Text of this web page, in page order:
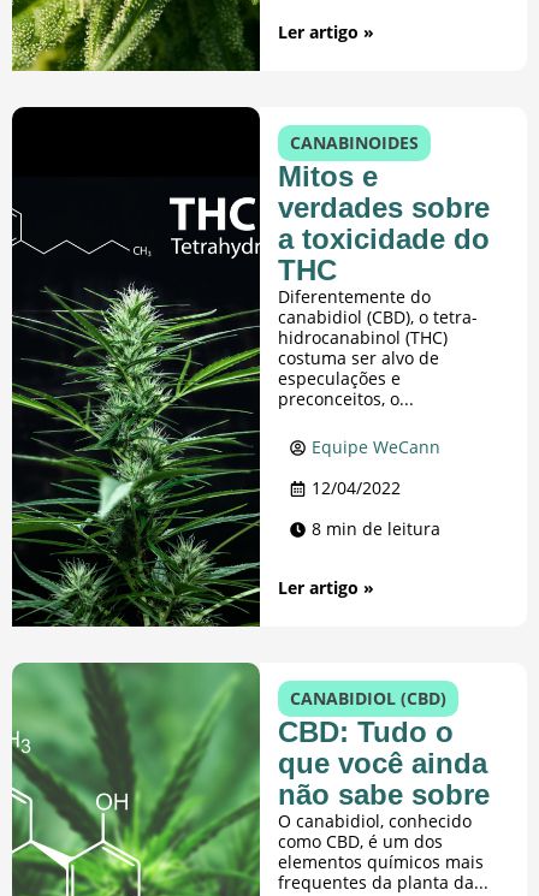
Ler artigo »
CANABINOIDES
Mitos e
verdades sobre
a toxicidade do
THC
Diferentemente do
canabidiol (CBD), o tetra-
hidrocanabinol (THC)
costuma ser alvo de
especulações e
preconceitos, o...
Equipe WeCann
12/04/2022
8 min de leitura
Ler artigo »
CANABIDIOL (CBD)
CBD: Tudo o
que você ainda
não sabe sobre
O canabidiol, conhecido
como CBD, é um dos
elementos químicos mais
frequentes da planta da...